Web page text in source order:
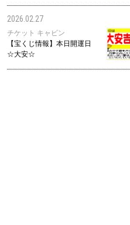
2026.02.27
チケット キャビン
【宝くじ情報】本日開運日
☆大安☆